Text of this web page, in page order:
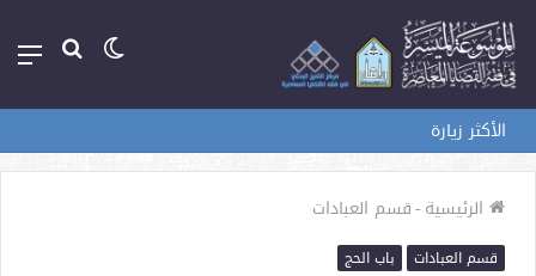
بحث الوضع
الأكثر زيارة
الرئيسية-قسم العبادات
قسم العبادات باب الحج